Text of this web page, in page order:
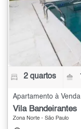
2 quartos
Vila Bandeirantes
Zona Norte - São Paulo